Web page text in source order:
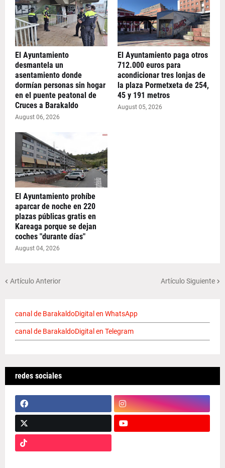
El Ayuntamiento
desmantela un
asentamiento donde
dormían personas sin hogar
en el puente peatonal de
Cruces a Barakaldo
August 06, 2026
El Ayuntamiento paga otros
712.000 euros para
acondicionar tres lonjas de
la plaza Pormetxeta de 254,
45 y 191 metros
August 05, 2026
El Ayuntamiento prohíbe
aparcar de noche en 220
plazas públicas gratis en
Kareaga porque se dejan
coches "durante días"
August 04, 2026
Artículo Anterior Artículo Siguiente
canal de BarakaldoDigital en WhatsApp
canal de BarakaldoDigital en Telegram
redes sociales